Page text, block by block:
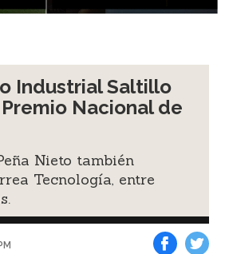
Industrial Saltillo
Nacional de
Nieto también
Tecnología, entre